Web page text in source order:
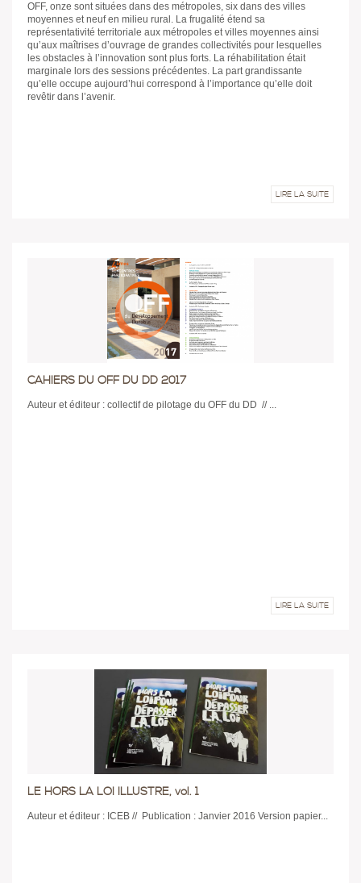
OFF, onze sont situées dans des métropoles, six dans des villes
moyennes et neuf en milieu rural. La frugalité étend sa
représentativité territoriale aux métropoles et villes moyennes ainsi
qu’aux maîtrises d’ouvrage de grandes collectivités pour lesquelles
les obstacles à l’innovation sont plus forts. La réhabilitation était
marginale lors des sessions précédentes. La part grandissante
qu’elle occupe aujourd’hui correspond à l’importance qu’elle doit
revêtir dans l’avenir.
LIRE LA SUITE
CAHIERS DU OFF DU DD 2017
Auteur et éditeur : collectif de pilotage du OFF du DD // ...
LIRE LA SUITE
LE HORS LA LOI ILLUSTRE, vol. 1
Auteur et éditeur : ICEB // Publication : Janvier 2016 Version papier...